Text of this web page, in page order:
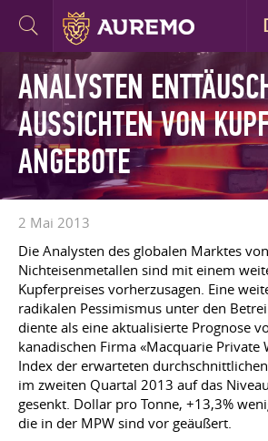
ANALYSTEN
AUSSICHTEN VON
ANGEBOTE
2 Mai 2013
Die Analysten des globalen Marktes von
Nichteisenmetallen sind mit einem
Kupferpreises vorherzusagen. Eine
radikalen Pessimismus unter den
diente als eine aktualisierte Prognose
kanadischen Firma «Macquarie Private
Index der erwarteten
im zweiten Quartal 2013 auf das
gesenkt. Dollar pro Tonne, +13,3%
die in der MPW sind vor geäußert.